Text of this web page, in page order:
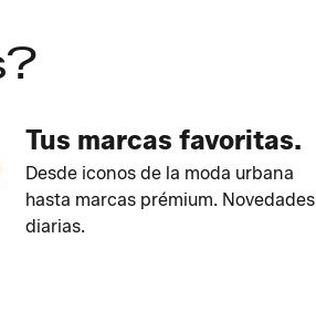
Tus marcas favoritas.
Desde iconos de la moda urbana
hasta marcas prémium. Novedades
diarias.